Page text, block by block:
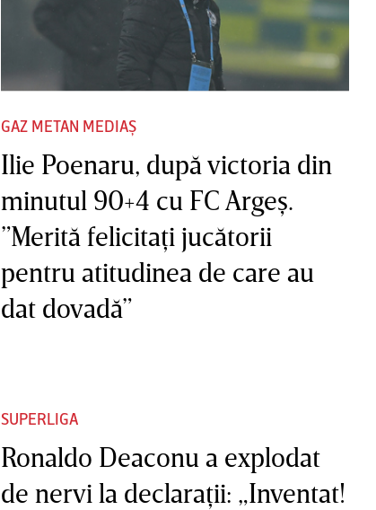
GAZ METAN MEDIAȘ
Ilie Poenaru, după victoria din
minutul 90+4 cu FC Argeş.
”Merită felicitaţi jucătorii
pentru atitudinea de care au
dat dovadă”
SUPERLIGA
Ronaldo Deaconu a explodat
de nervi la declaraţii: „Inventat!